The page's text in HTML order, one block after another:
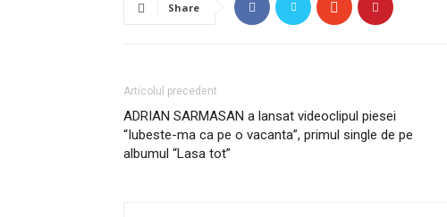
Share
Articolul precedent
ADRIAN SARMASAN a lansat videoclipul piesei
“Iubeste-ma ca pe o vacanta”, primul single de pe
albumul “Lasa tot”